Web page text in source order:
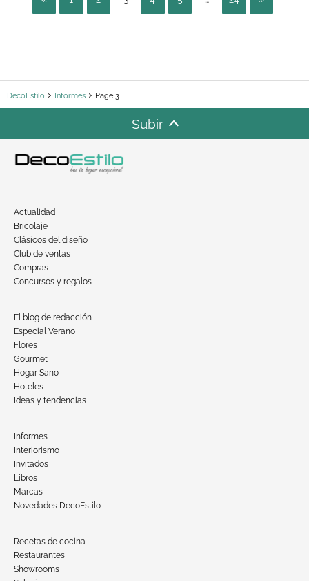
DecoEstilo Informes Page 3
Subir
Actualidad
Bricolaje
Clásicos del diseño
Club de ventas
Compras
Concursos y regalos
El blog de redacción
Especial Verano
Flores
Gourmet
Hogar Sano
Hoteles
Ideas y tendencias
Informes
Interiorismo
Invitados
Libros
Marcas
Novedades DecoEstilo
Recetas de cocina
Restaurantes
Showrooms